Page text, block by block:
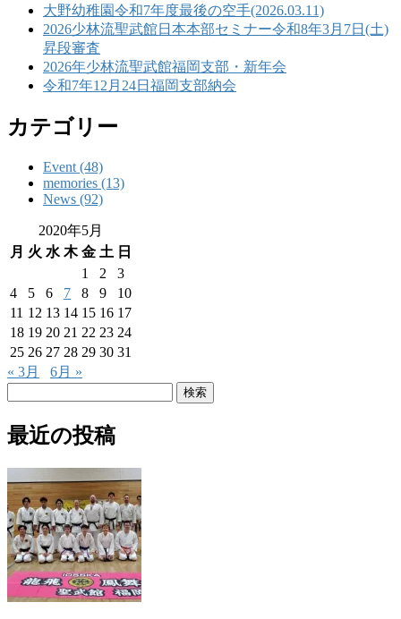
大野幼稚園令和7年度最後の空手(2026.03.11)
2026少林流聖武館日本本部セミナー令和8年3月7日(土)
昇段審査
2026年少林流聖武館福岡支部・新年会
令和7年12月24日福岡支部納会
カテゴリー
Event (48)
memories (13)
News (92)
2020年5月
月 火 水 木 金 土 日
1
2
3
4
5 6 7 8 9
10
11 12 13 14 15 16 17
18 19 20 21 22 23 24
25 26 27 28 29 30 31
« 3月
6月 »
最近の投稿